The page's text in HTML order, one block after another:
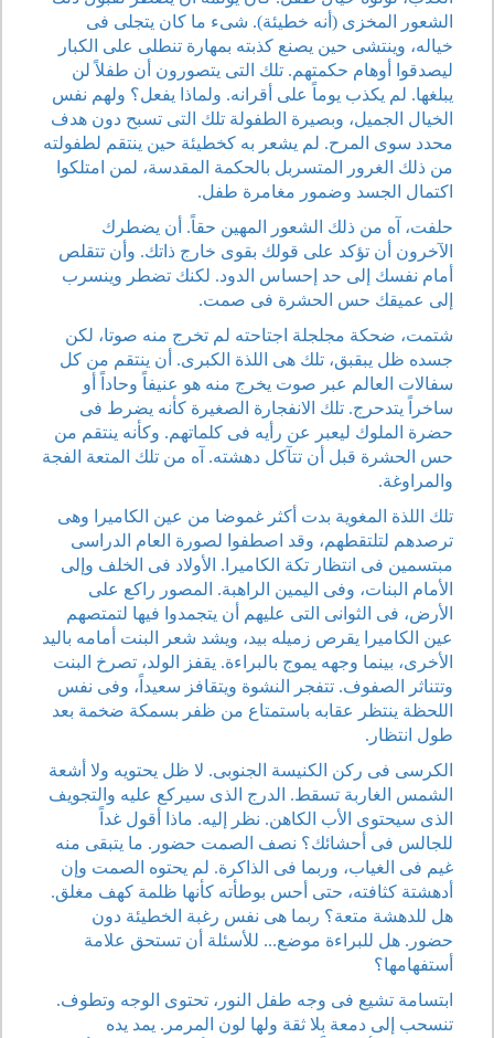
الشعور المخزى (أنه خطيئة). شىء ما كان يتجلى فى
خياله، وينتشى حين يصنع كذبته بمهارة تنطلى على الكبار
ليصدقوا أوهام حكمتهم. تلك التى يتصورون أن طفلاً لن
يبلغها. لم يكذب يوماً على أقرانه. ولماذا يفعل؟ ولهم نفس
الخيال الجميل، وبصيرة الطفولة تلك التى تسبح دون هدف
محدد سوى المرح. لم يشعر به كخطيئة حين ينتقم لطفولته
من ذلك الغرور المتسربل بالحكمة المقدسة، لمن امتلكوا
اكتمال الجسد وضمور مغامرة طفل.
حلفت، آه من ذلك الشعور المهين حقاً. أن يضطرك
الآخرون أن تؤكد على قولك بقوى خارج ذاتك. وأن تتقلص
أمام نفسك إلى حد إحساس الدود. لكنك تضطر وينسرب
إلى عميقك حس الحشرة فى صمت.
شتمت، ضحكة مجلجلة اجتاحته لم تخرج منه صوتا، لكن
جسده ظل يبقبق، تلك هى اللذة الكبرى. أن ينتقم من كل
سفالات العالم عبر صوت يخرج منه هو عنيفاً وحاداً أو
ساخراً يتدحرج. تلك الانفجارة الصغيرة كأنه يضرط فى
حضرة الملوك ليعبر عن رأيه فى كلماتهم. وكأنه ينتقم من
حس الحشرة قبل أن تتآكل دهشته. آه من تلك المتعة الفجة
والمراوغة.
تلك اللذة المغوية بدت أكثر غموضا من عين الكاميرا وهى
ترصدهم لتلتقطهم، وقد اصطفوا لصورة العام الدراسى
مبتسمين فى انتظار تكة الكاميرا. الأولاد فى الخلف وإلى
الأمام البنات، وفى اليمين الراهبة. المصور راكع على
الأرض، فى الثوانى التى عليهم أن يتجمدوا فيها لتمتصهم
عين الكاميرا يقرص زميله بيد، ويشد شعر البنت أمامه باليد
الأخرى، بينما وجهه يموج بالبراءة. يقفز الولد، تصرخ البنت
وتتناثر الصفوف. تتفجر النشوة ويتقافز سعيداً، وفى نفس
اللحظة ينتظر عقابه باستمتاع من ظفر بسمكة ضخمة بعد
طول انتظار.
الكرسى فى ركن الكنيسة الجنوبى. لا ظل يحتويه ولا أشعة
الشمس الغاربة تسقط. الدرج الذى سيركع عليه والتجويف
الذى سيحتوى الأب الكاهن. نظر إليه. ماذا أقول غداً
للجالس فى أحشائك؟ نصف الصمت حضور. ما يتبقى منه
غيم فى الغياب، وربما فى الذاكرة. لم يحتوه الصمت وإن
أدهشتة كثافته، حتى أحس بوطأته كأنها ظلمة كهف مغلق.
هل للدهشة متعة؟ ربما هى نفس رغبة الخطيئة دون
حضور. هل للبراءة موضع... للأسئلة أن تستحق علامة
أستفهامها؟
ابتسامة تشيع فى وجه طفل النور، تحتوى الوجه وتطوف.
تنسحب إلى دمعة بلا ثقة ولها لون المرمر. يمد يده